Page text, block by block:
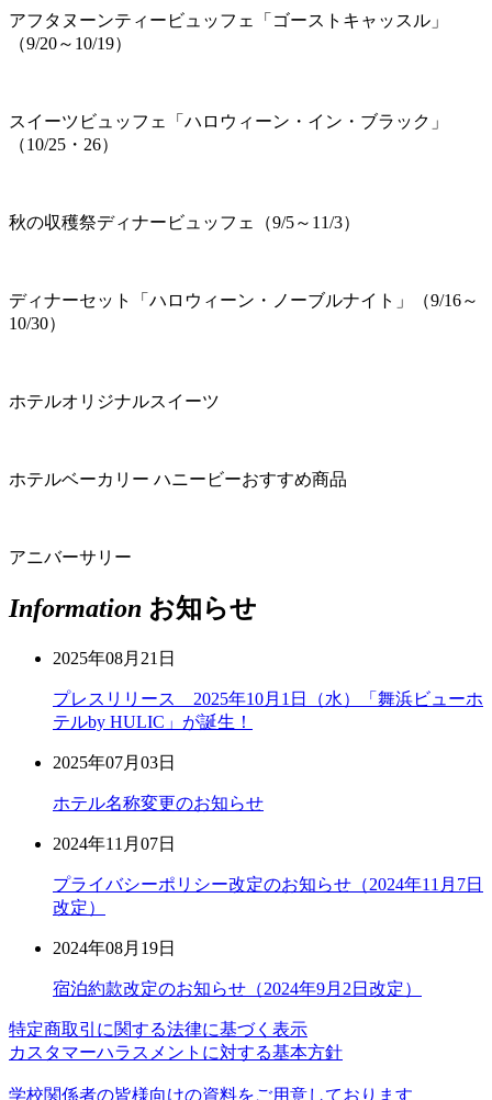
アフタヌーンティービュッフェ「ゴーストキャッスル」
（9/20～10/19）
スイーツビュッフェ「ハロウィーン・イン・ブラック」
（10/25・26）
秋の収穫祭ディナービュッフェ（9/5～11/3）
ディナーセット「ハロウィーン・ノーブルナイト」（9/16～
10/30）
ホテルオリジナルスイーツ
ホテルベーカリー ハニービーおすすめ商品
アニバーサリー
Information お知らせ
2025年08月21日
プレスリリース 2025年10月1日（水）「舞浜ビューホ
テルby HULIC」が誕生！
2025年07月03日
ホテル名称変更のお知らせ
2024年11月07日
プライバシーポリシー改定のお知らせ（2024年11月7日
改定）
2024年08月19日
宿泊約款改定のお知らせ（2024年9月2日改定）
特定商取引に関する法律に基づく表示
カスタマーハラスメントに対する基本方針
学校関係者の皆様向けの資料をご用意しております